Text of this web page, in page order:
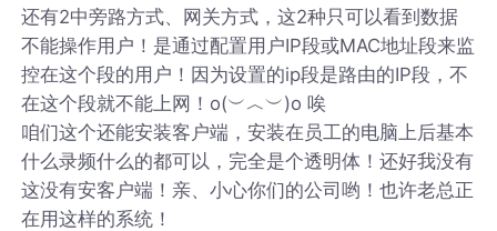
还有2中旁路方式、网关方式，这2种只可以看到数据
不能操作用户！是通过配置用户IP段或MAC地址段来监
控在这个段的用户！因为设置的ip段是路由的IP段，不
在这个段就不能上网！o(︶︿︶)o 唉
咱们这个还能安装客户端，安装在员工的电脑上后基本
什么录频什么的都可以，完全是个透明体！还好我没有
这没有安客户端！亲、小心你们的公司哟！也许老总正
在用这样的系统！